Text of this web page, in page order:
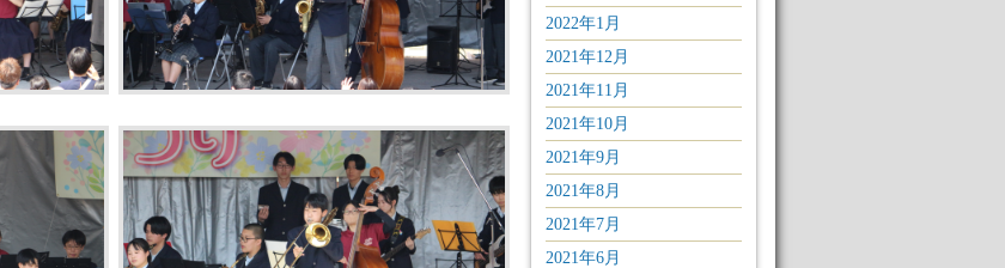
2022年1月
2021年12月
2021年11月
2021年10月
2021年9月
2021年8月
2021年7月
2021年6月